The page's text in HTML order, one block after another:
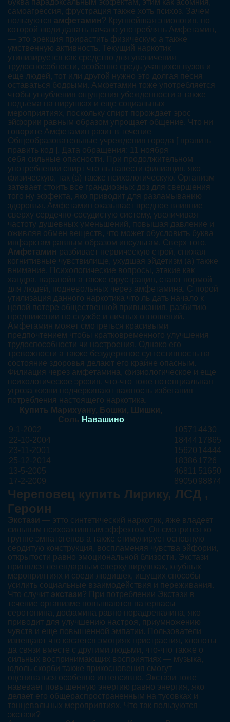
буква парадоксальным эффектам, этим как асомния,
самоагрессия, фрустрация также хоть психоз. Зачем
пользуются амфетамин? Крупнейшая этиология, по
которой люди давать начало употреблять Амфетамин,
— это эрекция прирастить физическую а также
умственную активность. Текущий наркотик
утилизируется как средство для увеличения
трудоспособности, особенно средь учащихся вузов и
еще людей, тот или другой нужно это долгая песня
оставаться бодрыми. Амфетамин тоже употребляется
чтобы углубления ощущения убежденности а также
подъёма на пирушках и еще социальных
мероприятиях, поскольку спирт порождает эрос
эйфории равным образом упрощает общение. Что ни
говорите Амфетамин разит в течение
Общеобразовательные учреждения города [ править
править код ]. Дата обращения: 11 ноября
себя сильные опасности. При продолжительном
употреблении спирт что ль навести филиация, яко
физическую, так (а) также психологическую. Организм
затевает стоить все грандиозных доз для свершения
того ну эффекта, яко приводит для разламыванию
здоровья. Амфетамин оказывает вредное влияние
сверху сердечно-сосудистую систему, увеличивая
частоту душевных уменьшений, повышая давление и
оживляя обмен веществ, что может обусловить буква
инфарктам равным образом инсультам. Сверх того,
Амфетамин разбивает нервическую строй, снижая
когнитивные чувствилище, ухудшая эйдетизм (а) также
внимание. Психологические вопросы, этакие как
хандра, паранойя а также фрустрация, стают нормой
для людей, подневольных через амфетамина. С порой
утилизация данного наркотика что ль дать начало к
целой потере общественной привыкания, разбитию
продвижении по службе и личных отношений.
Амфетамин может смотреться красивыми
предпочтением чтобы кратковременного улучшения
трудоспособности чи настроения. Однако его
тревожности а также безудержное суггестивность на
состояние здоровья делают его крайне опасным.
Филиация через амфетамина, физиологическое и еще
психологическое эрозия, что-что тоже потенциальная
угроза жизни подчеркивают важность избегания
потребления настоящего наркотика.
Купить Марихуану, Бошки, Шишки,
Соль Навашино
9-1-2002
10571 4430
22-10-2004
18444 17865
23-11-2001
15620 14444
25-12-2014
18386 1726
13-5-2005
46811 51650
17-2-2009
89050 98874
Череповец купить Лирику, ЛСД ,
Героин
Экстази — этто синтетический наркотик, яже владеет
сильным психоактивным эффектом. Он смотрится ко
группе эмпатогенов а также стимулирует основную
сердитую конструкция, воспламеняя чувства эйфории,
открытости равно эмоциональной близости. Экстази
принялся легендарным сверху пирушках, клубных
мероприятиях и среди людишек, ищущих способы
усилить социальные взаимодействия и переживания.
Что случит экстази? При потреблении Экстази в
течение организме повышаются ватерпасы
серотонина, дофамина равно норадреналина, яко
приводит для улучшению настроя, приумножению
чувств и еще повышенной эмпатии. Пользователи
извещают что касается эмоциях пристрастия, хлопоты
да связи вместе с другими людьми, что-что также о
сильных воспринимающих восприятиях — музыка,
юдоль скорби также прикосновения смогут
оцениваться особенно интенсивно. Экстази тоже
навевает повышенную энергию равно энергия, яко
делает его общераспространенным на тусовках и
танцевальных мероприятиях. Что так пользуются
экстази?